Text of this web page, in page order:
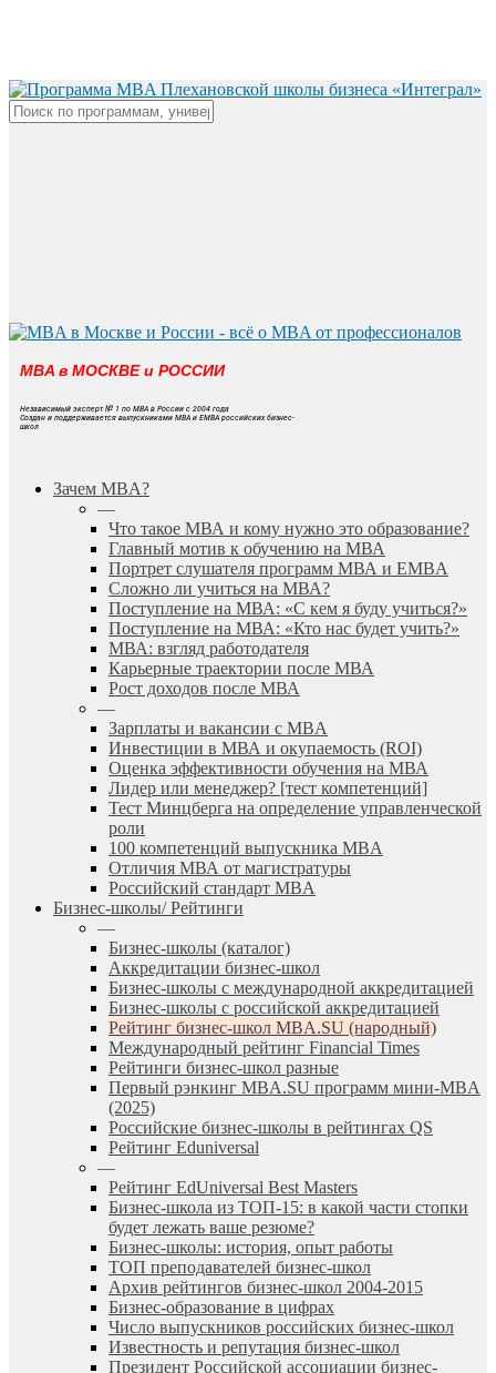
content
MBA в МОСКВЕ и РОССИИ
Независимый эксперт № 1 по MBA в России с 2004 года
Создан и поддерживается выпускниками MBA и EMBA российских бизнес-
школ
search
Menu
Зачем MBA?
—
Что такое МВА и кому нужно это образование?
Главный мотив к обучению на МВА
Портрет слушателя программ МВА и EMBA
Сложно ли учиться на МВА?
Поступление на МВА: «С кем я буду учиться?»
Поступление на МВА: «Кто нас будет учить?»
МВА: взгляд работодателя
Карьерные траектории после МВА
Рост доходов после МВА
—
Зарплаты и вакансии с MBA
Инвестиции в МВА и окупаемость (ROI)
Оценка эффективности обучения на МВА
Лидер или менеджер? [тест компетенций]
Тест Минцберга на определение управленческой
роли
100 компетенций выпускника MBA
Отличия МВА от магистратуры
Российский стандарт MBA
Бизнес-школы/ Рейтинги
—
Бизнес-школы (каталог)
Аккредитации бизнес-школ
Бизнес-школы с международной аккредитацией
Бизнес-школы с российской аккредитацией
Рейтинг бизнес-школ MBA.SU (народный)
Международный рейтинг Financial Times
Рейтинги бизнес-школ разные
Первый рэнкинг MBA.SU программ мини-MBA
(2025)
Российские бизнес-школы в рейтингах QS
Рейтинг Eduniversal
—
Рейтинг EdUniversal Best Masters
Бизнес-школа из ТОП-15: в какой части стопки
будет лежать ваше резюме?
Бизнес-школы: история, опыт работы
ТОП преподавателей бизнес-школ
Архив рейтингов бизнес-школ 2004-2015
Бизнес-образование в цифрах
Число выпускников российских бизнес-школ
Известность и репутация бизнес-школ
Президент Российской ассоциации бизнес-